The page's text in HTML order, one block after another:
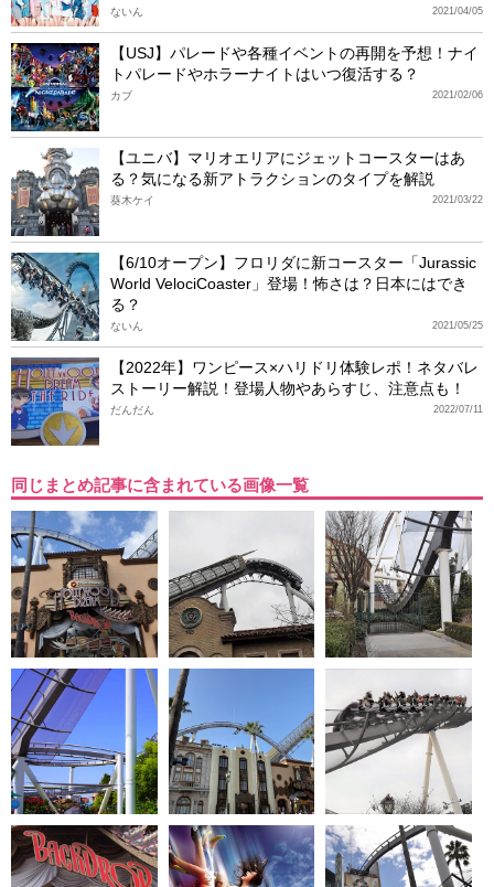
2021/04/05
ないん
【USJ】パレードや各種イベントの再開を予想！ナイ
トパレードやホラーナイトはいつ復活する？
2021/02/06
カブ
【ユニバ】マリオエリアにジェットコースターはあ
る？気になる新アトラクションのタイプを解説
2021/03/22
葵木ケイ
【6/10オープン】フロリダに新コースター「Jurassic
World VelociCoaster」登場！怖さは？日本にはでき
る？
2021/05/25
ないん
【2022年】ワンピース×ハリドリ体験レポ！ネタバレ
ストーリー解説！登場人物やあらすじ、注意点も！
2022/07/11
だんだん
同じまとめ記事に含まれている画像一覧